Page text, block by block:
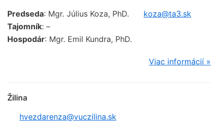
Predseda: Mgr. Július Koza, PhD.
koza@ta3.sk
Tajomník: –
Hospodár: Mgr. Emil Kundra, PhD.
Viac informácií »
Žilina
hvezdarenza@vuczilina.sk